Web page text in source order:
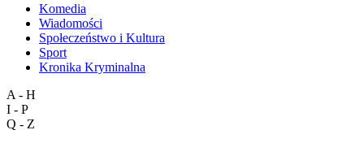
Komedia
Wiadomości
Społeczeństwo i Kultura
Sport
Kronika Kryminalna
A - H
I - P
Q - Z